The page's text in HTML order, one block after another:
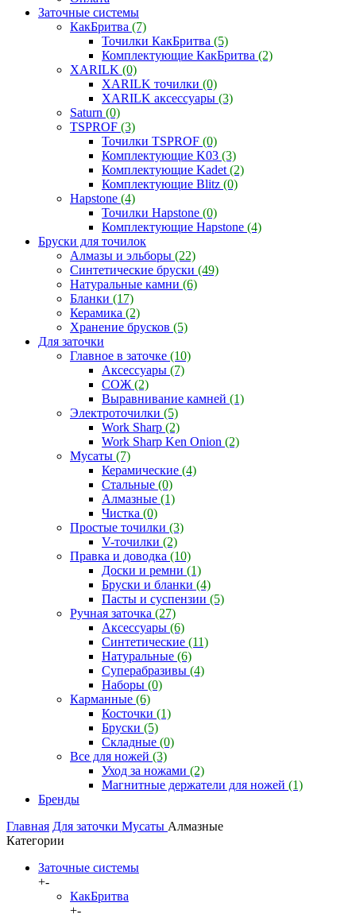
Заточные системы
КакБритва (7)
Точилки КакБритва (5)
Комплектующие КакБритва (2)
XARILK (0)
XARILK точилки (0)
XARILK аксессуары (3)
Saturn (0)
TSPROF (3)
Точилки TSPROF (0)
Комплектующие K03 (3)
Комплектующие Kadet (2)
Комплектующие Blitz (0)
Hapstone (4)
Точилки Hapstone (0)
Комплектующие Hapstone (4)
Бруски для точилок
Алмазы и эльборы (22)
Синтетические бруски (49)
Натуральные камни (6)
Бланки (17)
Керамика (2)
Хранение брусков (5)
Для заточки
Главное в заточке (10)
Аксессуары (7)
СОЖ (2)
Выравнивание камней (1)
Электроточилки (5)
Work Sharp (2)
Work Sharp Ken Onion (2)
Мусаты (7)
Керамические (4)
Стальные (0)
Алмазные (1)
Чистка (0)
Простые точилки (3)
V-точилки (2)
Правка и доводка (10)
Доски и ремни (1)
Бруски и бланки (4)
Пасты и суспензии (5)
Ручная заточка (27)
Аксессуары (6)
Синтетические (11)
Натуральные (6)
Суперабразивы (4)
Наборы (0)
Карманные (6)
Косточки (1)
Бруски (5)
Складные (0)
Все для ножей (3)
Уход за ножами (2)
Магнитные держатели для ножей (1)
Бренды
Главная Для заточки Мусаты Алмазные
Категории
Заточные системы
+-
КакБритва
+-